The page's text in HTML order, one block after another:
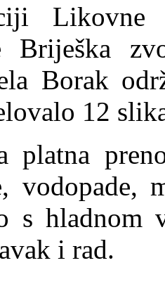
Briješka
Borak
12
platna
vodopade,
s hladnom
i rad.